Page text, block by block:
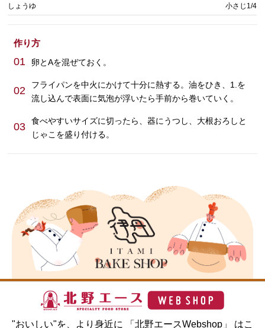
しょうゆ 小さじ1/4
作り方
01 卵とAを混ぜておく。
02
フライパンを中火にかけて十分に熱する。油をひき、1.を
流し込んで表面に気泡が浮いたら手前から巻いていく。
03
食べやすいサイズに切ったら、器にうつし、大根おろしと
じゃこを盛り付ける。
"おいしい"を、より身近に 「北野エースWebshop」 はこ